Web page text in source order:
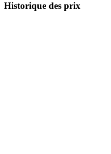
Historique des prix